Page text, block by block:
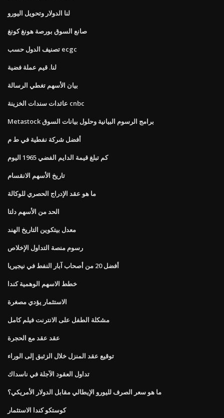
لنا الدولار وتحويل اليورو
صانع السوق بورصة هونغ كونغ
تصنيف الدول حسب ecgc
لنا. قيم عملة فضية
بيان الأسهم تغطي الرسالة
عائدات سندات الخزينة cnbc
Metastock برامج الرسوم البيانية وحلول بيانات السوق
أفضل شركة نفطية في ط م
كم تبلغ قيمة الدايم الفضي 1965 اليوم
تاريخ الأسهم الانقسام
ما هو عقد الإدراج الحصري للوكالة
الحد من الأسهم دلتا
معدل بيتكوين التاريخ الهند
رسوم منصة التداول الإخلاص
أفضل 20 من أصحاب آبار النفط في نيجيريا
خطط الاسهم الوهمية كندا
الاستثمار يؤدي مصغرة
مشكلة الطفل على الانترنت فيلم كامل
عقد عقد مع الحجرة
توقيع عقد المنزل خلال الزئبق إلى الوراء
تداول العقود الآجلة في ناسداك
ما هو سعر الصرف لليورو الإيطالي مقابل الدولار الأمريكي؟
كوستكو كندا الاستثمار